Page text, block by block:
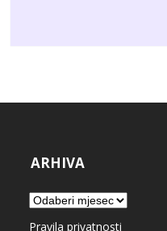
ARHIVA
Arhiva
Pravila privatnosti